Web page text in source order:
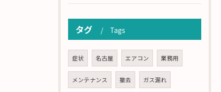
タグ Tags
症状 名古屋 エアコン 業務用
メンテナンス 撤去 ガス漏れ